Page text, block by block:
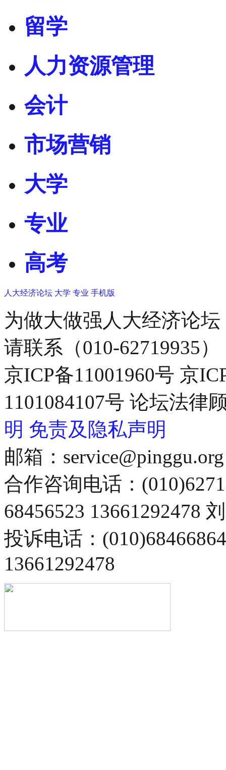
留学
人力资源管理
会计
市场营销
大学
专业
高考
人大经济论坛 大学 专业 手机版
为做大做强人大经济论
请联系（010-62719935）
京ICP备11001960号 京
1101084107号 论坛法律
明 免责及隐私声明
邮箱：service@pinggu.org
合作咨询电话：
68456523 13661292478
投诉电话：
13661292478